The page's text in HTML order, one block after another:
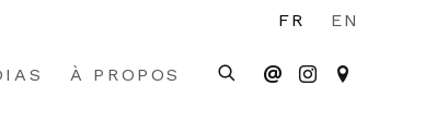
À PROPOS
FR EN